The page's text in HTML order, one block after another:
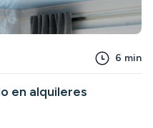
6 min
en alquileres